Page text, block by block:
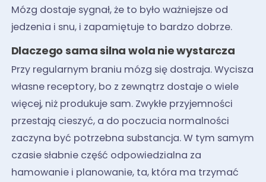
Mózg dostaje sygnał, że to było ważniejsze od
jedzenia i snu, i zapamiętuje to bardzo dobrze.
Dlaczego sama silna wola nie wystarcza
Przy regularnym braniu mózg się dostraja. Wycisza
własne receptory, bo z zewnątrz dostaje o wiele
więcej, niż produkuje sam. Zwykłe przyjemności
przestają cieszyć, a do poczucia normalności
zaczyna być potrzebna substancja. W tym samym
czasie słabnie część odpowiedzialna za
hamowanie i planowanie, ta, która ma trzymać